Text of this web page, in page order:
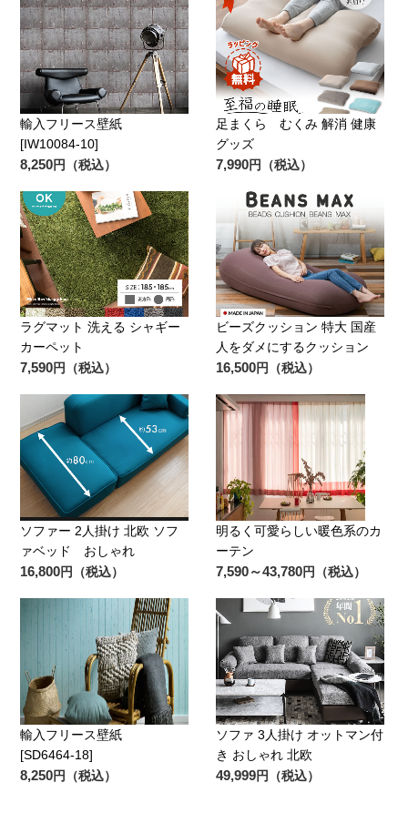
輸入フリース壁紙
[IW10084-10]
8,250円（税込）
足まくら むくみ 解消 健康
グッズ
7,990円（税込）
ラグマット 洗える シャギー
カーペット
7,590円（税込）
ビーズクッション 特大 国産
人をダメにするクッション
16,500円（税込）
ソファー 2人掛け 北欧 ソフ
ァベッド おしゃれ
16,800円（税込）
明るく可愛らしい暖色系のカ
ーテン
7,590～43,780円（税込）
輸入フリース壁紙
[SD6464-18]
8,250円（税込）
ソファ 3人掛け オットマン付
き おしゃれ 北欧
49,999円（税込）